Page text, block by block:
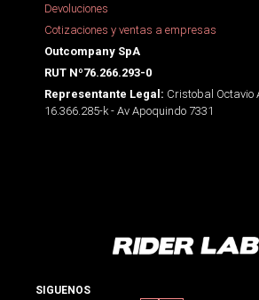
Devoluciones
Cotizaciones y ventas a empresas
Outcompany SpA
RUT Nº76.266.293-0
Representante Legal: Cristobal Octavio
16.366.285-k - Av Apoquindo 7331
SIGUENOS